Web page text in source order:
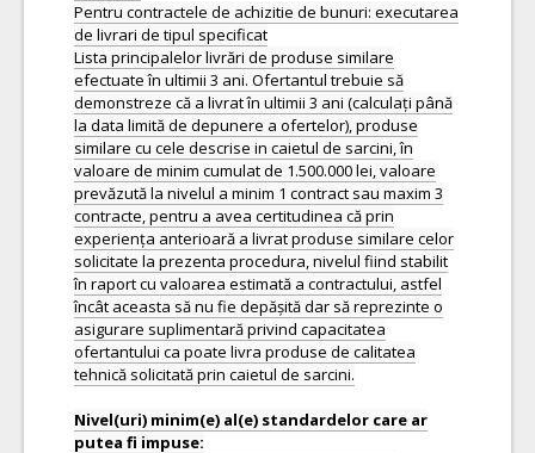
Pentru contractele de achizitie de bunuri: executarea
de livrari de tipul specificat
Lista principalelor livrări de produse similare
efectuate în ultimii 3 ani. Ofertantul trebuie să
demonstreze că a livrat în ultimii 3 ani (calculați până
la data limită de depunere a ofertelor), produse
similare cu cele descrise in caietul de sarcini, în
valoare de minim cumulat de 1.500.000 lei, valoare
prevăzută la nivelul a minim 1 contract sau maxim 3
contracte, pentru a avea certitudinea că prin
experiența anterioară a livrat produse similare celor
solicitate la prezenta procedura, nivelul fiind stabilit
în raport cu valoarea estimată a contractului, astfel
încât aceasta să nu fie depășită dar să reprezinte o
asigurare suplimentară privind capacitatea
ofertantului ca poate livra produse de calitatea
tehnică solicitată prin caietul de sarcini.
Nivel(uri) minim(e) al(e) standardelor care ar